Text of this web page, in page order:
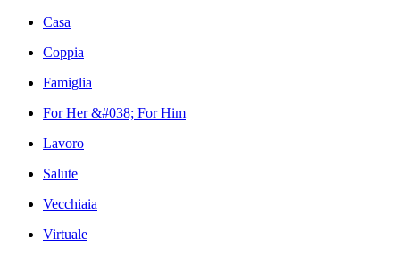
Casa
Coppia
Famiglia
For Her &#038; For Him
Lavoro
Salute
Vecchiaia
Virtuale